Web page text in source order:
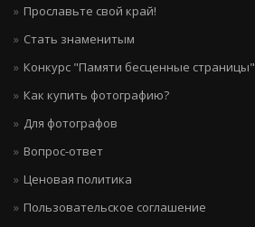
Прославьте свой край!
Стать знаменитым
Конкурс "Памяти бесценные страницы"
Как купить фотографию?
Для фотографов
Вопрос-ответ
Ценовая политика
Пользовательское соглашение